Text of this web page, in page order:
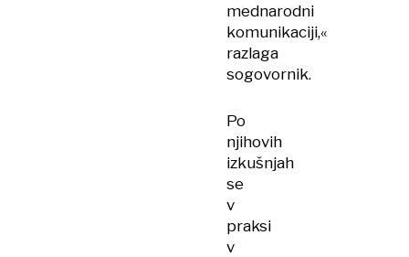
mednarodni
komunikaciji,«
razlaga
sogovornik.
Po
njihovih
izkušnjah
se
v
praksi
v